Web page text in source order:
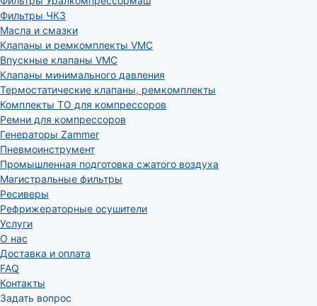
Фильтры ЧКЗ
Масла и смазки
Клапаны и ремкомплекты VMC
Впускные клапаны VMC
Клапаны минимального давления
Термостатические клапаны, ремкомплекты
Комплекты ТО для компрессоров
Ремни для компрессоров
Генераторы Zammer
Пневмоинструмент
Промышленная подготовка сжатого воздуха
Магистральные фильтры
Ресиверы
Рефрижераторные осушители
Услуги
О нас
Доставка и оплата
FAQ
Контакты
Задать вопрос